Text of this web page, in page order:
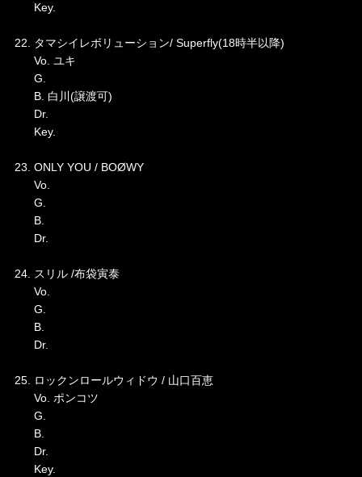
Key.
22. タマシイレボリューション/ Superfly(18時半以降)
Vo. ユキ
G.
B. 白川(譲渡可)
Dr.
Key.
23. ONLY YOU / BOØWY
Vo.
G.
B.
Dr.
24. スリル /布袋寅泰
Vo.
G.
B.
Dr.
25. ロックンロールウィドウ / 山口百恵
Vo. ポンコツ
G.
B.
Dr.
Key.